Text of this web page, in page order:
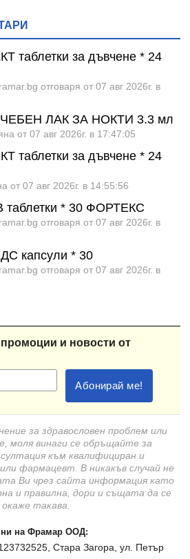
таблетки за дъвчене * 24
отговаря от 07 авг 2026г. в
ЛАК ЗА НОКТИ 3.3 мл
от 07 авг 2026г. в 17:47:05
таблетки за дъвчене * 24
от 07 авг 2026г. в 14:55:56
* 30 ФОРТЕКС
отговаря от 07 авг 2026г. в
капсули * 30
отговаря от 07 авг 2026г. в
и новости от
за здравословен проблем или
моля винаги се обръщайте за
към квалифициран и
фармацевт. В никакъв случай не
Ви чрез сайта информация като
и правилна, дори и същата да се
окаже такава.
на Фрамар ООД:
Стара Загора, ул. Петър